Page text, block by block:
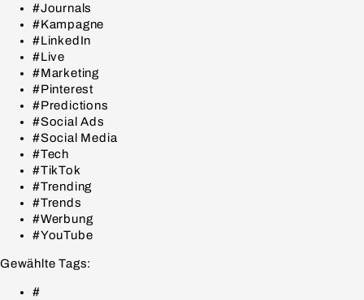
#Journals
#Kampagne
#LinkedIn
#Live
#Marketing
#Pinterest
#Predictions
#Social Ads
#Social Media
#Tech
#TikTok
#Trending
#Trends
#Werbung
#YouTube
Gewählte Tags:
#